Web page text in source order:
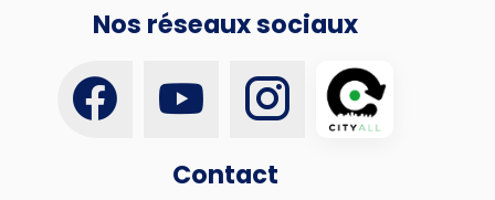
Nos réseaux sociaux
Contact